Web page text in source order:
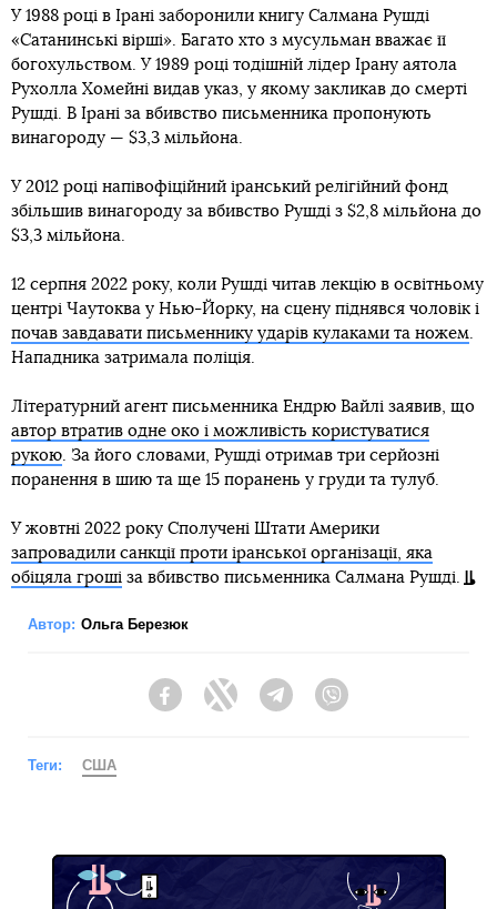
У 1988 році в Ірані заборонили книгу Салмана Рушді
«Сатанинські вірші». Багато хто з мусульман вважає її
богохульством. У 1989 році тодішній лідер Ірану аятола
Рухолла Хомейні видав указ, у якому закликав до смерті
Рушді. В Ірані за вбивство письменника пропонують
винагороду — $3,3 мільйона.
У 2012 році напівофіційний іранський релігійний фонд
збільшив винагороду за вбивство Рушді з $2,8 мільйона до
$3,3 мільйона.
12 серпня 2022 року, коли Рушді читав лекцію в освітньому
центрі Чаутоква у Нью-Йорку, на сцену піднявся чоловік і
почав завдавати письменнику ударів кулаками та ножем
Нападника затримала поліція.
Літературний агент письменника Ендрю Вайлі заявив, що
автор втратив одне око і можливість користуватися
рукою . За його словами, Рушді отримав три серйозні
поранення в шию та ще 15 поранень у груди та тулуб.
У жовтні 2022 року Сполучені Штати Америки
запровадили санкції проти іранської організації, яка
обіцяла гроші за вбивство письменника Салмана Рушді.
Автор: Ольга Березюк
FacebookTwitter Telegram
Теги: США